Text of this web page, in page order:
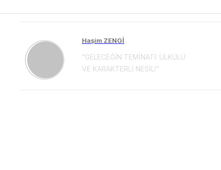
Haşim ZENGİ
“GELECEĞİN TEMİNATI: ÜLKÜLÜ
VE KARAKTERLİ NESİL!”